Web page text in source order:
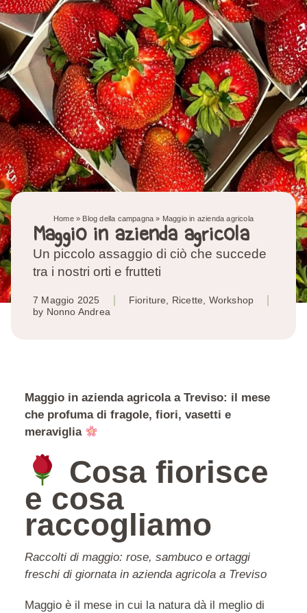
Home» Blog della campagna » Maggio in azienda agricola
Maggio in azienda agricola
Un piccolo assaggio di ciò che succede
tra i nostri orti e frutteti
7 Maggio 2025 Fioriture, Ricette, Workshop
by Nonno Andrea
Maggio in azienda agricola a Treviso: il mese
che profuma di fragole, fiori, vasetti e
meraviglia
Cosa fiorisce
e cosa
raccogliamo
Raccolti di maggio: rose, sambuco e ortaggi
freschi di giornata in azienda agricola a Treviso
Maggio è il mese in cui la natura dà il meglio di